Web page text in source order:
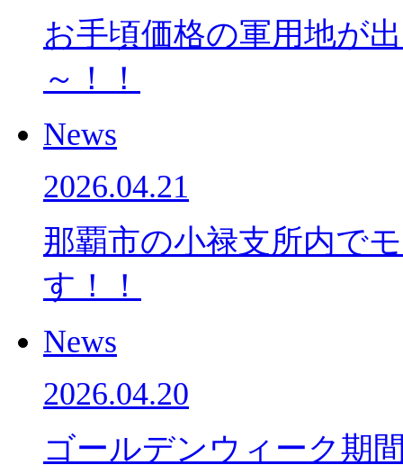
お手頃価格の軍用地が
～！！
News
2026.04.21
那覇市の小禄支所内で
す！！
News
2026.04.20
ゴールデンウィーク期